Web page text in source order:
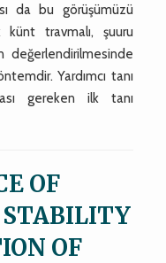
da bu görüşümüzü
travmalı, şuuru
değerlendirilmesinde
Yardımcı tanı
gereken ilk tanı
OF
OF